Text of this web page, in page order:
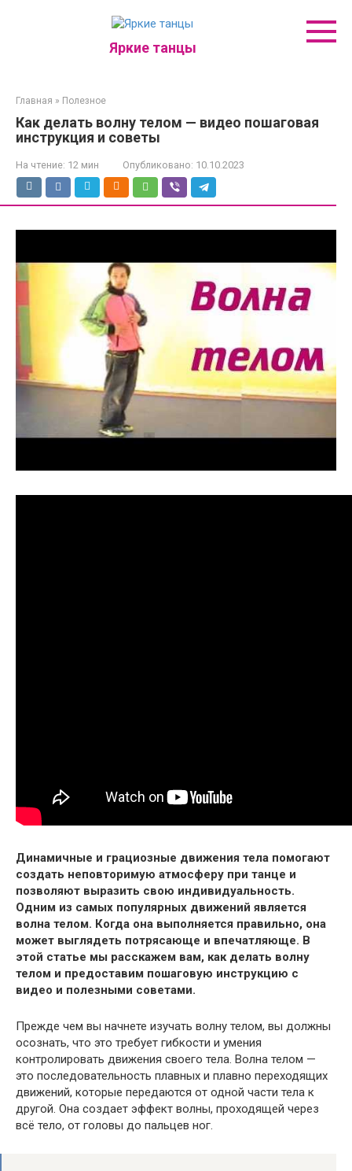
Яркие танцы
Главная » Полезное
Как делать волну телом — видео пошаговая
инструкция и советы
На чтение: 12 мин Опубликовано: 10.10.2023
Динамичные и грациозные движения тела помогают
создать неповторимую атмосферу при танце и
позволяют выразить свою индивидуальность.
Одним из самых популярных движений является
волна телом. Когда она выполняется правильно, она
может выглядеть потрясающе и впечатляюще. В
этой статье мы расскажем вам, как делать волну
телом и предоставим пошаговую инструкцию с
видео и полезными советами.
Прежде чем вы начнете изучать волну телом, вы должны
осознать, что это требует гибкости и умения
контролировать движения своего тела. Волна телом —
это последовательность плавных и плавно переходящих
движений, которые передаются от одной части тела к
другой. Она создает эффект волны, проходящей через
всё тело, от головы до пальцев ног.